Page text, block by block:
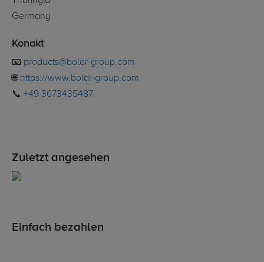
Germany
Konakt
📧 products@boldr-group.com
🌐 https://www.boldr-group.com
📞 +49 3673435487
Zuletzt angesehen
Einfach bezahlen